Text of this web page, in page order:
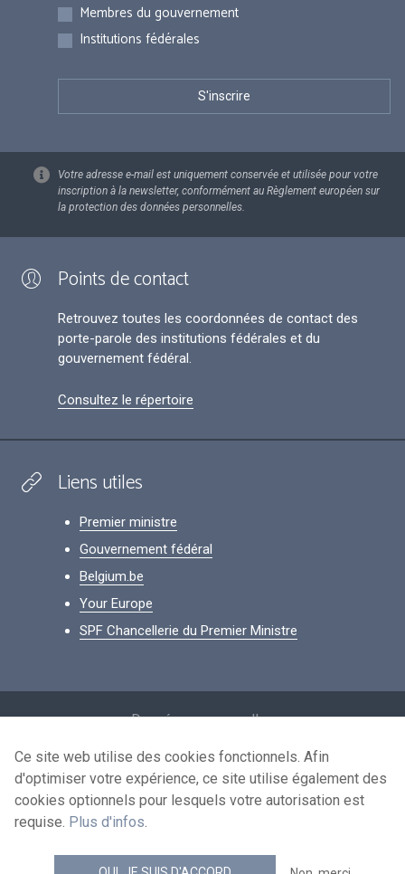
Membres du gouvernement
Institutions fédérales
Votre adresse e-mail est uniquement conservée et utilisée pour votre
inscription à la newsletter, conformément au Règlement européen sur
la protection des données personnelles.
Points de contact
Retrouvez toutes les coordonnées de contact des
porte-parole des institutions fédérales et du
gouvernement fédéral.
Consultez le répertoire
Liens utiles
Premier ministre
Gouvernement fédéral
Belgium.be
Your Europe
SPF Chancellerie du Premier Ministre
Données personnelles
Conditions de réutilisation
Contactez-nous
news.belgium flux RSS
Ce site web utilise des cookies fonctionnels. Afin
d'optimiser votre expérience, ce site utilise également des
cookies optionnels pour lesquels votre autorisation est
requise. Plus d'infos.